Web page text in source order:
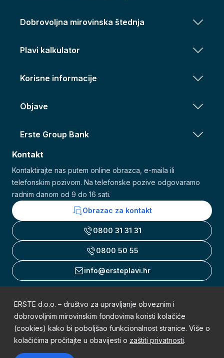
Dobrovoljna mirovinska štednja
Plavi kalkulator
Korisne informacije
Objave
Erste Group Bank
Kontakt
Kontaktirajte nas putem online obrazca, e-maila ili
telefonskim pozivom. Na telefonske pozive odgovaramo
radnim danom od 9 do 16 sati.
Obrazac za kontakt
0800 31 31 31
0800 50 55
info@ersteplavi.hr
Uvjeti korištenja
Obavijest o zaštiti osobnih podataka
Mapa weba
ERSTE d.o.o. – društvo za upravljanje obveznim i
dobrovoljnim mirovinskim fondovima koristi kolačiće
(cookies) kako bi poboljšao funkcionalnost stranice. Više o
kolačićima pročitajte u obavijesti o zaštiti privatnosti.